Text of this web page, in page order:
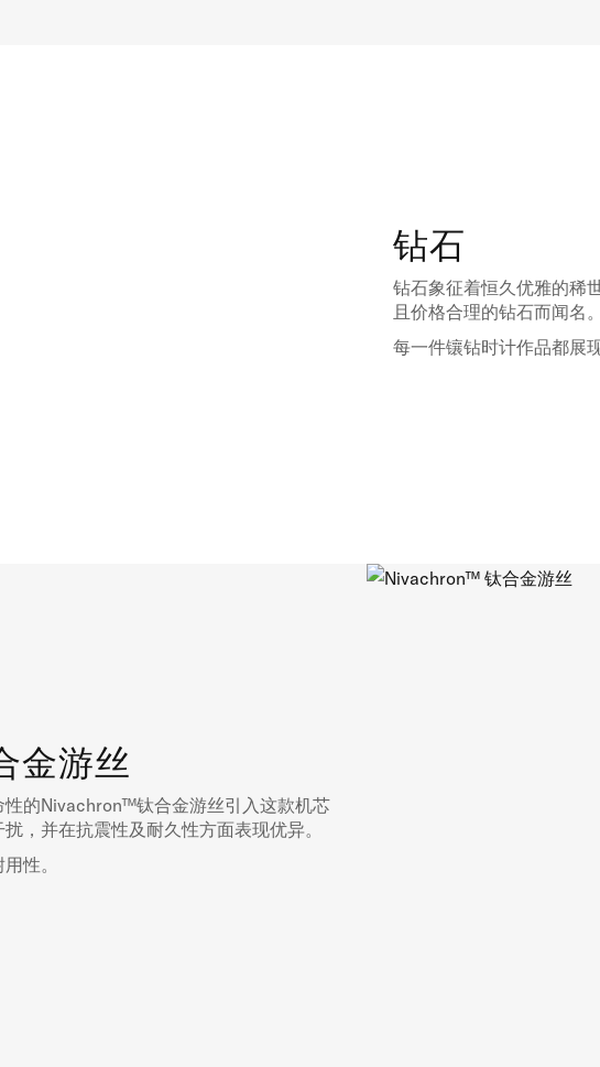
钻石
钻石象征着恒久优雅的稀
且价格合理的钻石而闻名。
每一件镶钻时计作品都展
游丝
的Nivachron™钛合金游丝引入这款机芯
，并在抗震性及耐久性方面表现优异。
性。